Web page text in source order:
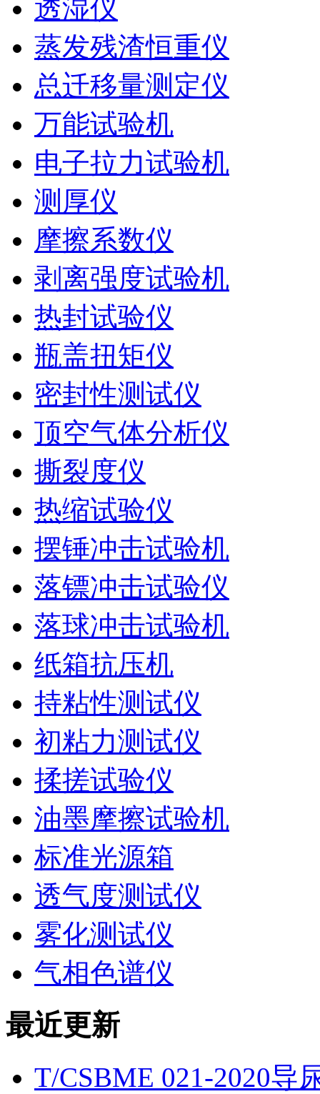
透湿仪
蒸发残渣恒重仪
总迁移量测定仪
万能试验机
电子拉力试验机
测厚仪
摩擦系数仪
剥离强度试验机
热封试验仪
瓶盖扭矩仪
密封性测试仪
顶空气体分析仪
撕裂度仪
热缩试验仪
摆锤冲击试验机
落镖冲击试验仪
落球冲击试验机
纸箱抗压机
持粘性测试仪
初粘力测试仪
揉搓试验仪
油墨摩擦试验机
标准光源箱
透气度测试仪
雾化测试仪
气相色谱仪
最近更新
T/CSBME 021-2020导